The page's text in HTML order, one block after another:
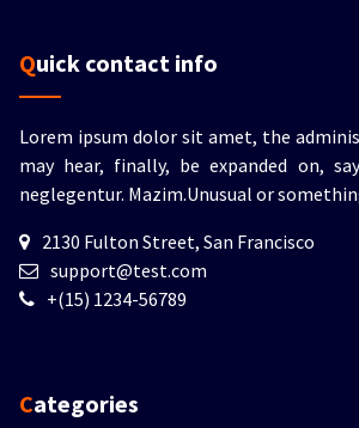
Quick contact info
Lorem ipsum dolor sit amet, the
may hear, finally, be expanded on,
neglegentur. Mazim.Unusual or
2130 Fulton Street, San Francisco
support@test.com
+(15) 1234-56789
Categories